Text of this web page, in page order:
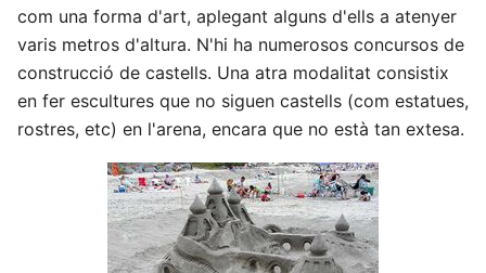
com una forma d'art, aplegant alguns d'ells a atenyer
varis metros d'altura. N'hi ha numerosos concursos de
construcció de castells. Una atra modalitat consistix
en fer escultures que no siguen castells (com estatues,
rostres, etc) en l'arena, encara que no està tan extesa.